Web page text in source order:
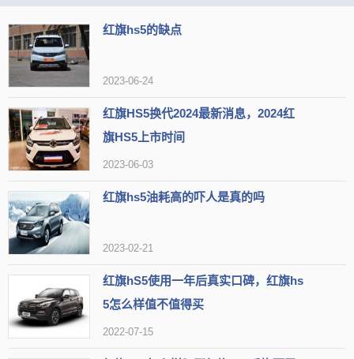
数据情况表现为质量问题58个，主要集中在车身附件及电器和发动机
电动机两个方面。服务问题共13个，问题主要集中在人员技术和销售
S5的口碑和质量依旧有改善空间。
红旗hs5的缺点
2023-06-24
红旗HS5换代2024最新消息，2024红
旗HS5上市时间
2023-06-03
红旗hs5油耗高的吓人是真的吗
2023-02-21
红旗hS5使用一年后真实口碑，红旗hs
5怎么样值不值得买
2022-07-15